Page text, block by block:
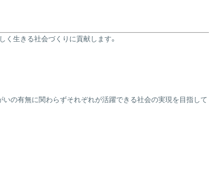
く生きる社会づくりに貢献します。
がいの有無に関わらずそれぞれが活躍できる社会の実現を目指して